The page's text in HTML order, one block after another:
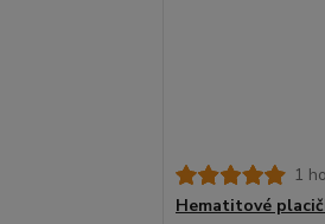
1
Hematitové